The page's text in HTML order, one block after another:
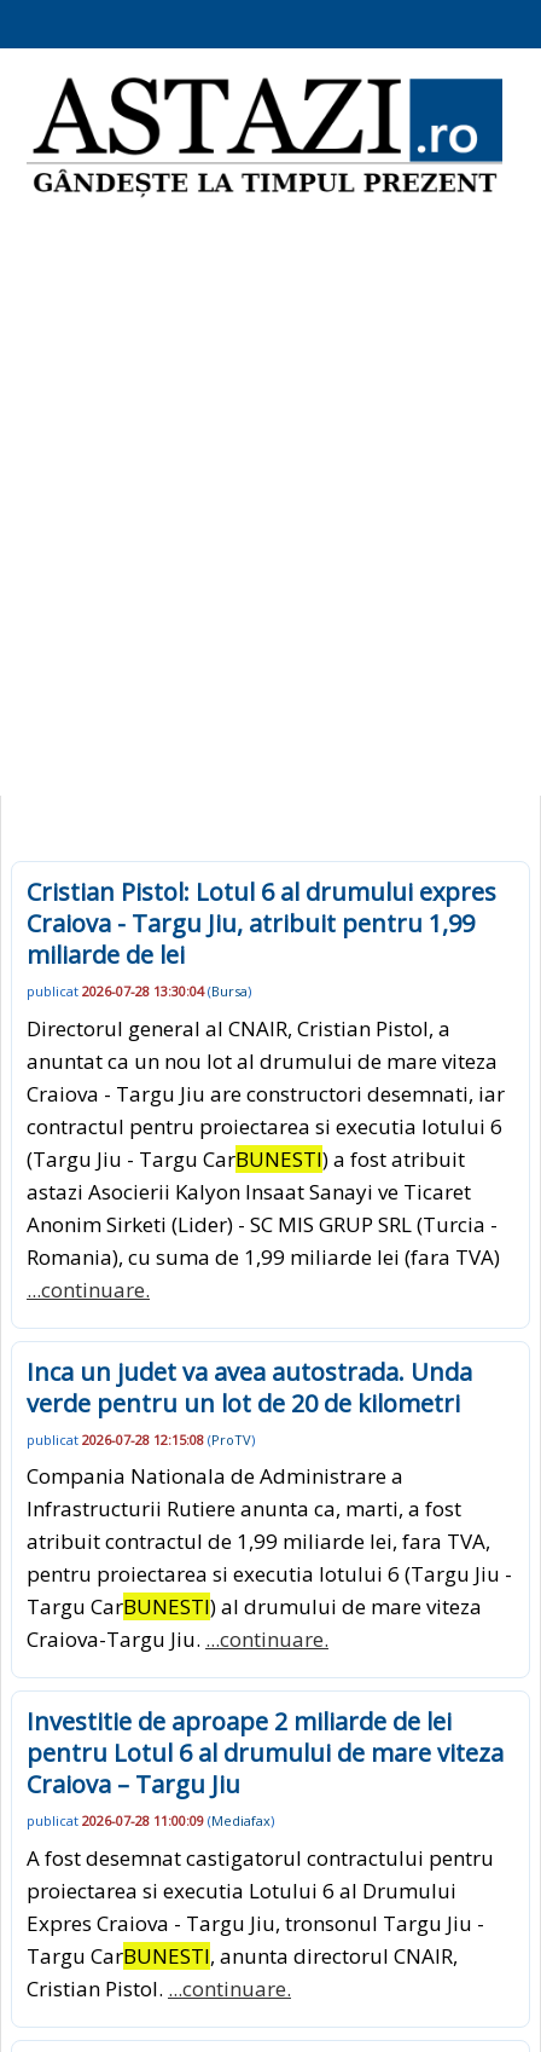
Cristian Pistol: Lotul 6 al drumului expres
Craiova - Targu Jiu, atribuit pentru 1,99
miliarde de lei
publicat 2026-07-28 13:30:04(Bursa)
Directorul general al CNAIR, Cristian Pistol, a
anuntat ca un nou lot al drumului de mare viteza
Craiova - Targu Jiu are constructori desemnati, iar
contractul pentru proiectarea si executia lotului 6
(Targu Jiu - Targu CarBUNESTI) a fost atribuit
astazi Asocierii Kalyon Insaat Sanayi ve Ticaret
Anonim Sirketi (Lider) - SC MIS GRUP SRL (Turcia -
Romania), cu suma de 1,99 miliarde lei (fara TVA)
...continuare.
Inca un judet va avea autostrada. Unda
verde pentru un lot de 20 de kilometri
publicat 2026-07-28 12:15:08 (ProTV)
Compania Nationala de Administrare a
Infrastructurii Rutiere anunta ca, marti, a fost
atribuit contractul de 1,99 miliarde lei, fara TVA,
pentru proiectarea si executia lotului 6 (Targu Jiu -
Targu CarBUNESTI) al drumului de mare viteza
Craiova-Targu Jiu. ...continuare.
Investitie de aproape 2 miliarde de lei
pentru Lotul 6 al drumului de mare viteza
Craiova – Targu Jiu
publicat 2026-07-28 11:00:09 (Mediafax)
A fost desemnat castigatorul contractului pentru
proiectarea si executia Lotului 6 al Drumului
Expres Craiova - Targu Jiu, tronsonul Targu Jiu -
Targu CarBUNESTI, anunta directorul CNAIR,
Cristian Pistol. ...continuare.